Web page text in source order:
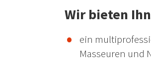
Wir bieten
ein
Masseuren und